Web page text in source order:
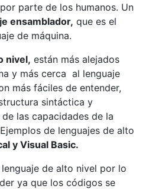
parte de los humanos. Un
ensamblador, que es el
de máquina.
nivel, están más alejados
y más cerca al lenguaje
más fáciles de entender,
sintáctica y
las capacidades de la
de lenguajes de alto
y Visual Basic.
lenguaje de alto nivel por lo
ya que los códigos se